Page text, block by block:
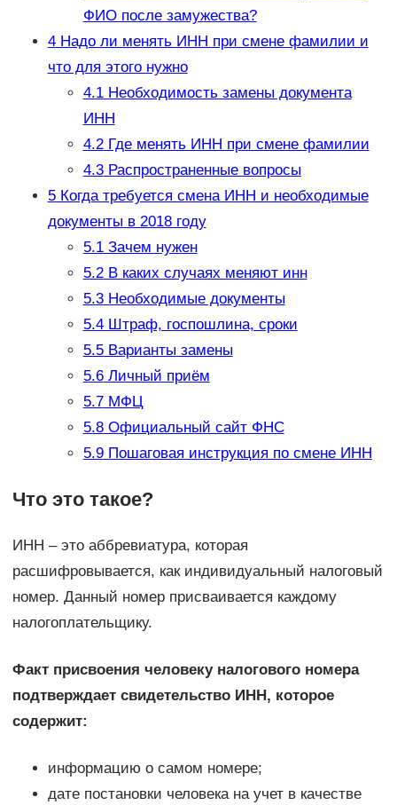
ФИО после замужества?
4Надо ли менять ИНН при смене фамилии и
что для этого нужно
4.1Необходимость замены документа
ИНН
4.2Где менять ИНН при смене фамилии
4.3Распространенные вопросы
5Когда требуется смена ИНН и необходимые
документы в 2018 году
5.1Зачем нужен
5.2В каких случаях меняют инн
5.3Необходимые документы
5.4Штраф, госпошлина, сроки
5.5Варианты замены
5.6Личный приём
5.7МФЦ
5.8Официальный сайт ФНС
5.9Пошаговая инструкция по смене ИНН
Что это такое?
ИНН – это аббревиатура, которая
расшифровывается, как индивидуальный налоговый
номер. Данный номер присваивается каждому
налогоплательщику.
Факт присвоения человеку налогового номера
подтверждает свидетельство ИНН, которое
содержит:
информацию о самом номере;
дате постановки человека на учет в качестве